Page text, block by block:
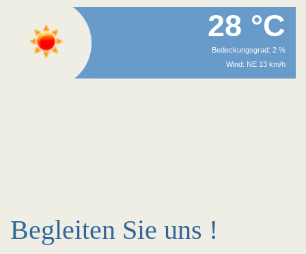
28 °C
Bedeckungsgrad: 2 %
Wind: NE 13 km/h
Begleiten Sie uns !